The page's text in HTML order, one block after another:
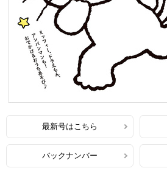
最新号はこちら
バックナンバー